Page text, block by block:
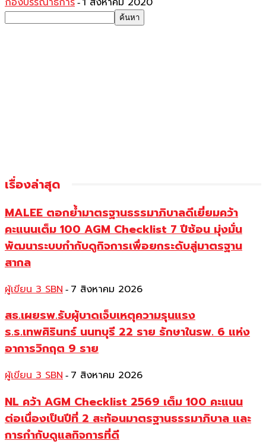
-
เรื่องล่าสุด
MALEE ตอกย้ำมาตรฐานธรรมาภิบาลดีเยี่ยมคว้า
คะแนนเต็ม 100 AGM Checklist 7 ปีซ้อน มุ่งมั่น
พัฒนาระบบกำกับดูกิจการเพื่อยกระดับสู่มาตรฐาน
สากล
ผู้เขียน 3 SBN - 7 สิงหาคม 2026
สธ.เผยรพ.รับผู้บาดเจ็บเหตุความรุนแรง
ร.ร.เทพศิรินทร์ นนทบุรี 22 ราย รักษาในรพ. 6 แห่ง
อาการวิกฤต 9 ราย
ผู้เขียน 3 SBN - 7 สิงหาคม 2026
NL คว้า AGM Checklist 2569 เต็ม 100 คะแนน
ต่อเนื่องเป็นปีที่ 2 สะท้อนมาตรฐานธรรมาภิบาล และ
การกำกับดูแลกิจการที่ดี